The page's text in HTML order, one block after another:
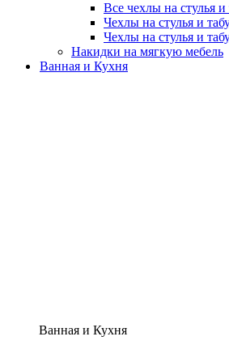
Все чехлы на стулья и
Чехлы на стулья и
Чехлы на стулья и
Накидки на мягкую мебель
Ванная и Кухня
Ванная и Кухня